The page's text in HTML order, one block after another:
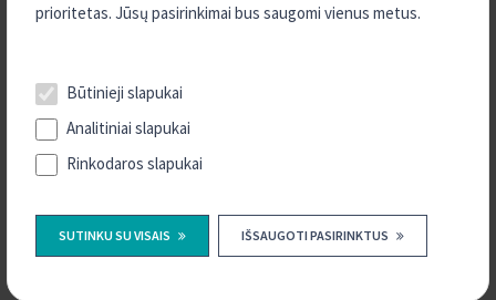
prioritetas. Jūsų pasirinkimai bus saugomi vienus metus.
Būtinieji slapukai
Analitiniai slapukai
Rinkodaros slapukai
SUTINKU SU VISAIS IŠSAUGOTI PASIRINKTUS
2022 m. Gruodis
2022 m. Rugsėjis
2022 m. Rugpjūtis
2022 m. Birželis
2022 m. Gegužė
2022 m. Balandis
2022 m. Kovas